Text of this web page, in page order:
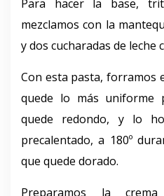
Para hacer la base,
mezclamos con la
y dos cucharadas de leche
Con esta pasta, forramos
quede lo más uniforme
quede redondo, y lo
precalentado, a 180º
que quede dorado.
Preparamos la